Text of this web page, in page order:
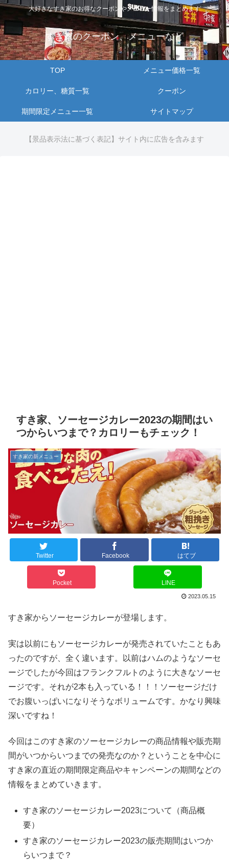
大好きなすき家のお得なクーポンやメニュー情報をまとめます
すき家のクーポン、メニューなど
TOP メニュー価格一覧
カロリー、糖質一覧 クーポン
期間限定メニュー一覧 サイトマップ
【景品表示法に基づく表記】サイト内に広告を含みます
すき家、ソーセージカレー2023の期間はい
つからいつまで？カロリーもチェック！
すき家の新メニュー
Twitter Facebook はてブ
Pocket LINE
2023.05.15
すき家からソーセージカレーが登場します。
実は以前にもソーセージカレーが発売されていたこともあ
ったのですが、全く違います。以前はハムのようなソーセ
ージでしたが今回はフランクフルトのように大きなソーセ
ージです。それが2本も入っている！！！ソーセージだけ
でお腹いっぱいになりそうなボリュームです。かなり興味
深いですね！
今回はこのすき家のソーセージカレーの商品情報や販売期
間がいつからいつまでの発売なのか？ということを中心に
すき家の直近の期間限定商品やキャンペーンの期間などの
情報をまとめていきます。
すき家のソーセージカレー2023について（商品概
要）
すき家のソーセージカレー2023の販売期間はいつか
らいつまで？